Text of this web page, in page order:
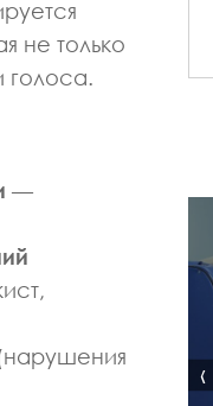
не только
голоса.
—
‹